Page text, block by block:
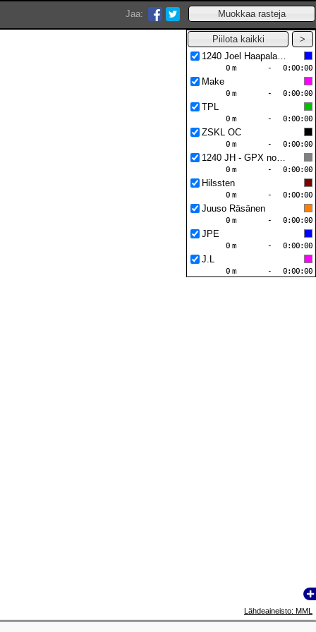
Jaa:
1240 Joel Haapalainen
0:00:00
-
0 m
Make
0:00:00
-
0 m
TPL
0:00:00
-
0 m
ZSKL OC
0:00:00
-
0 m
1240 JH - GPX noise corrected
0:00:00
-
0 m
Hilssten
0:00:00
-
0 m
Juuso Räsänen
0:00:00
-
0 m
JPE
0:00:00
-
0 m
J.L
0:00:00
-
0 m
Lähdeaineisto: MML